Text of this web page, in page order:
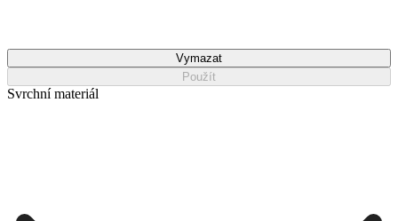
Vymazat
Použít
Svrchní materiál